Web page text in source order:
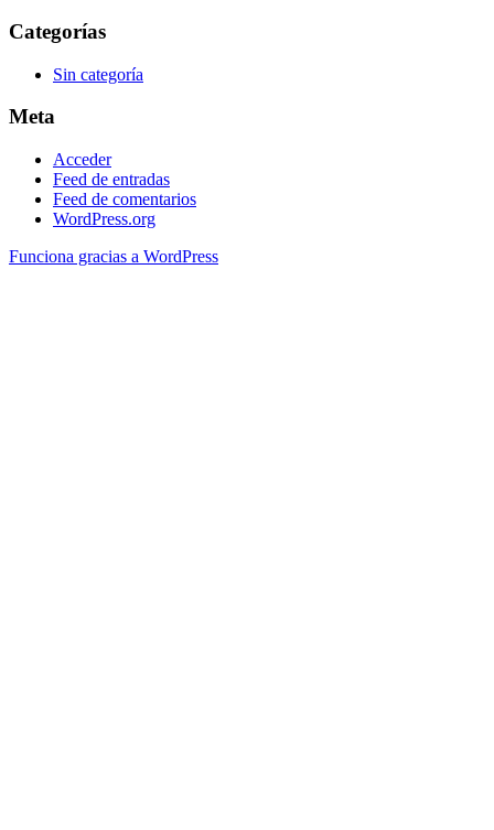
Categorías
Sin categoría
Meta
Acceder
Feed de entradas
Feed de comentarios
WordPress.org
Funciona gracias a WordPress